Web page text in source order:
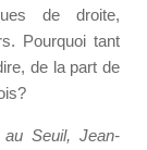
de droite,
Pourquoi tant
de la part de
au Seuil, Jean-